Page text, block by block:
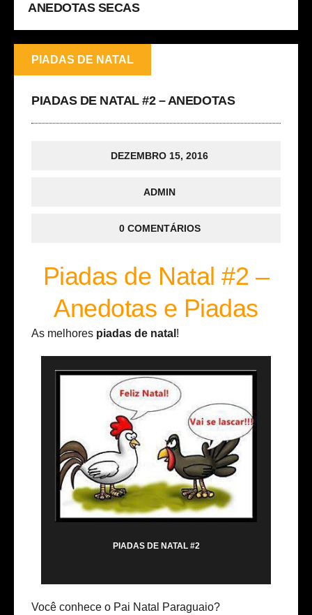
ANEDOTAS SECAS
PIADAS DE NATAL
PIADAS DE NATAL #2 – ANEDOTAS
DEZEMBRO 15, 2016
ADMIN
0 COMENTÁRIOS
Piadas de Natal #2 –
Anedotas e Piadas
As melhores piadas de natal !
PIADAS DE NATAL #2
Você conhece o Pai Natal Paraguaio?